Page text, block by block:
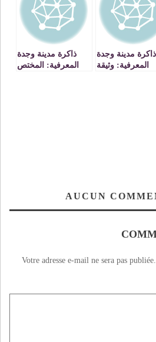
ذاكرة مدينة وجدة
المعرفية: وثيقة
ذاكرة مدينة وجدة
المعرفية: المختص
AUCUN
Votre adresse e-mail ne sera pas publiée.